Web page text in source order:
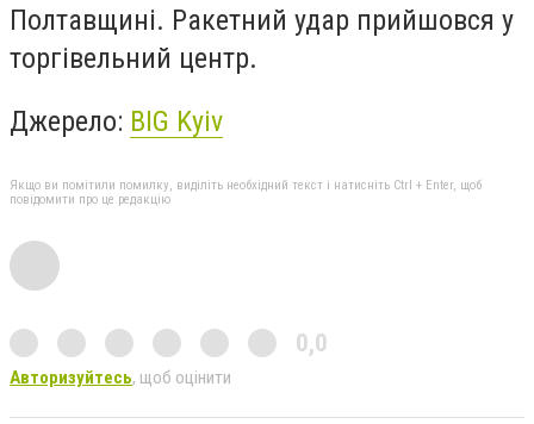
Полтавщині. Ракетний удар прийшовся у
торгівельний центр.
Джерело: BIG Kyiv
Якщо ви помітили помилку, виділіть необхідний текст і натисніть Ctrl + Enter, щоб
повідомити про це редакцію
0,0
Авторизуйтесь, щоб оцінити